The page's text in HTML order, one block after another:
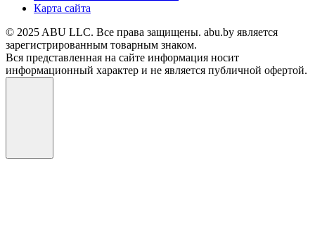
Карта сайта
© 2025 ABU LLC. Все права защищены. abu.by является
зарегистрированным товарным знаком.
Вся представленная на сайте информация носит
информационный характер и не является публичной офертой.